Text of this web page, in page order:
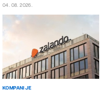
04. 08. 2026.
KOMPANIJE